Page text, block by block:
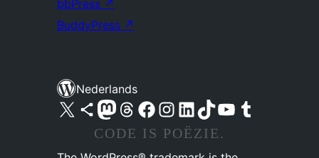
bbPress ↗
BuddyPress ↗
Nederlands
Bezoek ons X (voorheen Twitter) account
Bezoek ons Bluesky account
Bezoek ons Mastodon account
Bezoek ons Threads account
Onze Facebook pagina bezoeken
Bezoek ons Instagram account
Bezoek ons LinkedIn account
Bezoek ons TikTok account
Bezoek ons YouTube kanaalBezoek ons Tumblr account
CODE IS POËZIE.